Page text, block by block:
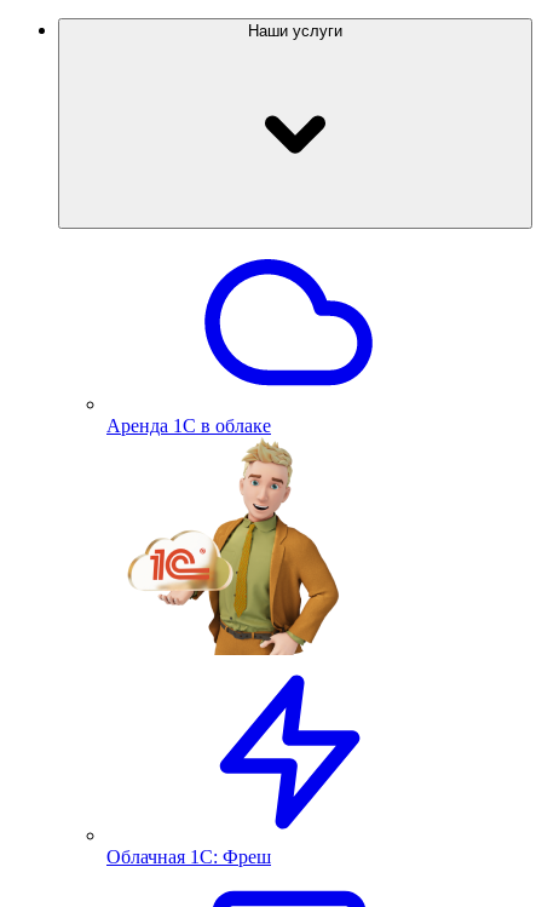
Наши услуги
Аренда 1С в облаке
Облачная 1С: Фреш